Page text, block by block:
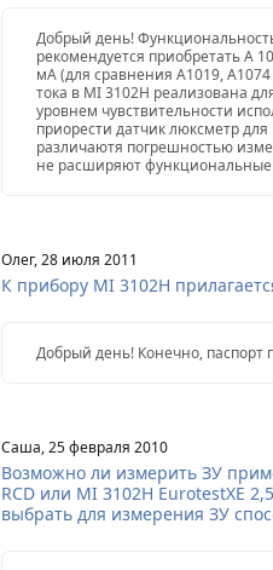
Добрый день!
рекомендуется приобретать А
мА (для сравнения A1019,
тока в MI 3102H реализована
уровнем чувствительности
приорести датчик люксметр
различаютя погрешностью
не расширяют
Олег, 28 июля 2011
К прибору MI 3102H
Добрый день! Конечно, паспорт
Саша, 25 февраля 2010
Возможно ли измерить ЗУ
RCD или MI 3102H EurotestXE
выбрать для измерения ЗУ